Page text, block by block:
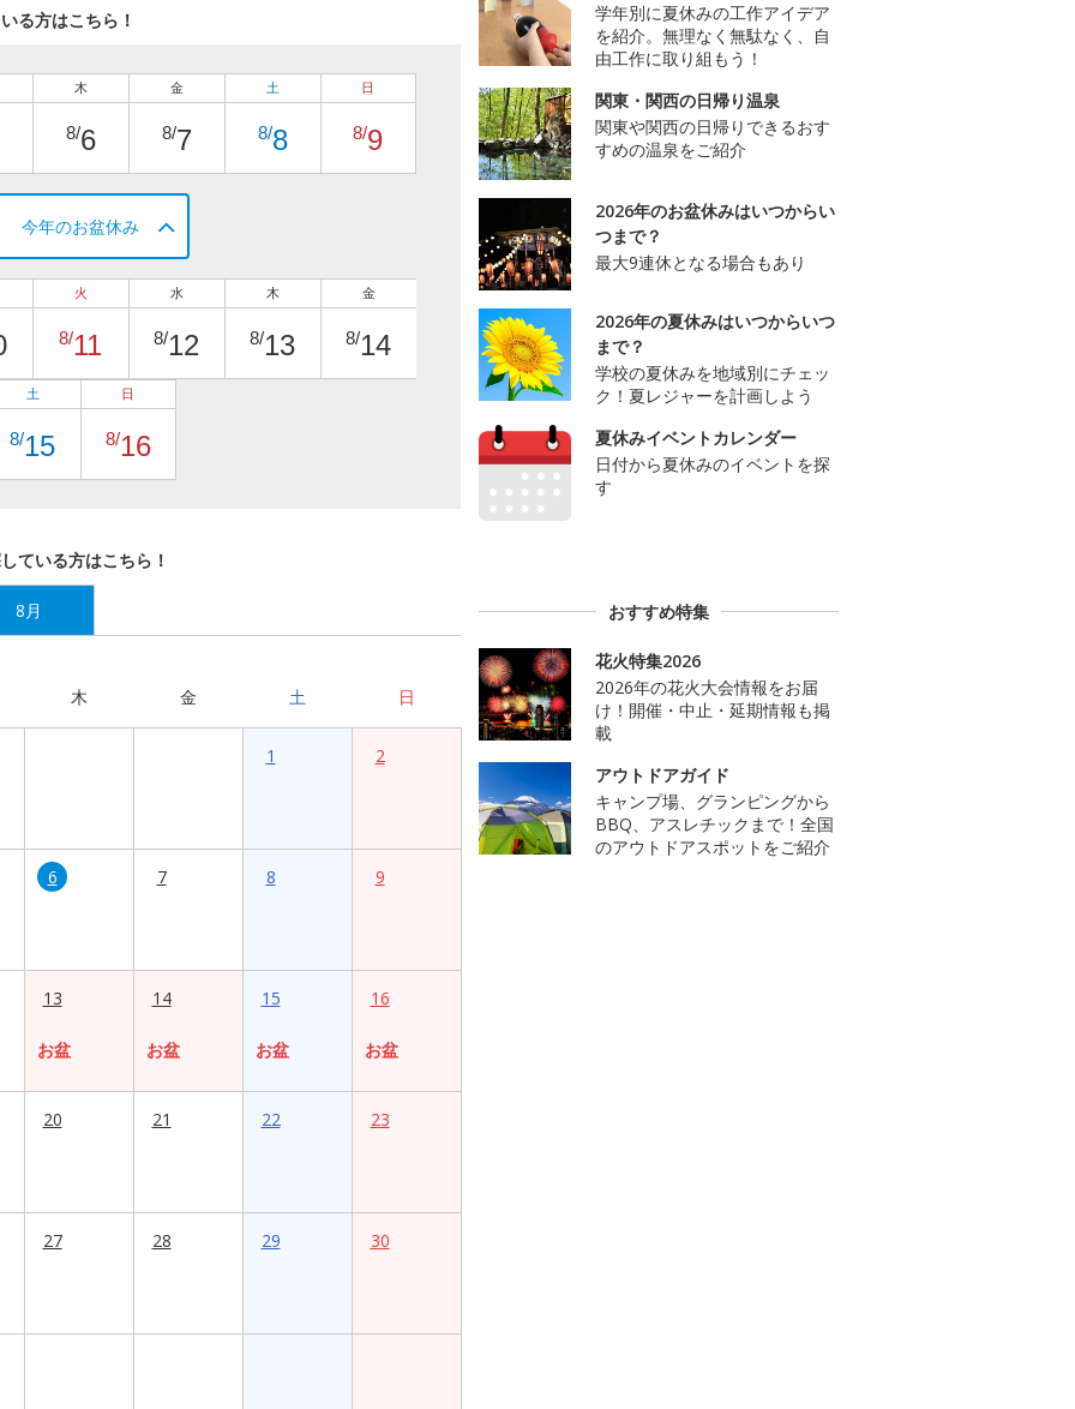
る方はこちら！
木
8/6
金
8/7
土
8/8
日
8/9
今年のお盆休み
火
8/11
水
8/12
木
8/13
金
8/14
土
8/15
日
8/16
ている方はこちら！
8月
木 金 土 日
1 2
6 7 8 9
13
お盆
14
お盆
15
お盆
16
お盆
20 21 22 23
27 28 29 30
学年別に夏休みの工作アイデア
を紹介。無理なく無駄なく、自
由工作に取り組もう！
関東・関西の日帰り温泉
関東や関西の日帰りできるおす
すめの温泉をご紹介
2026年のお盆休みはいつからい
つまで？
最大9連休となる場合もあり
2026年の夏休みはいつからいつ
まで？
学校の夏休みを地域別にチェッ
ク！夏レジャーを計画しよう
夏休みイベントカレンダー
日付から夏休みのイベントを探
す
おすすめ特集
花火特集2026
2026年の花火大会情報をお届
け！開催・中止・延期情報も掲
載
アウトドアガイド
キャンプ場、グランピングから
BBQ、アスレチックまで！全国
のアウトドアスポットをご紹介